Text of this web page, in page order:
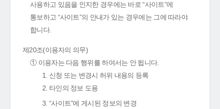
사용하고 있음을 인지한 경우에는 바로 “사이트”에
통보하고 “사이트”의 안내가 있는 경우에는 그에 따라야
합니다.
제20조(이용자의 의무)
① 이용자는 다음 행위를 하여서는 안 됩니다.
1. 신청 또는 변경시 허위 내용의 등록
2. 타인의 정보 도용
3. “사이트”에 게시된 정보의 변경